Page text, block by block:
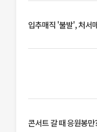
입추매직 '불발', 처서
콘서트 갈 때 응원봉